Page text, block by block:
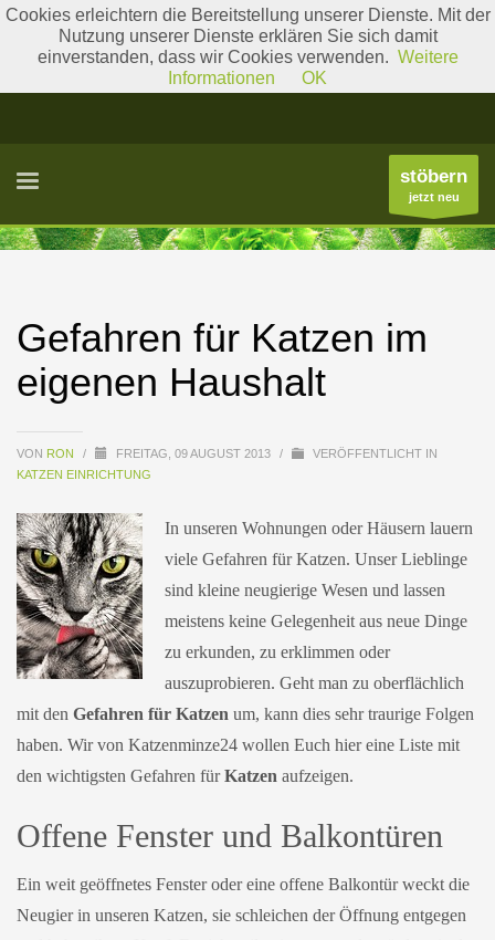
Literatur Gattungslisten
stöbern
jetzt neu
Gefahren für Katzen im
eigenen Haushalt
VON RON / FREITAG, 09 AUGUST 2013 /
VERÖFFENTLICHT IN
KATZEN EINRICHTUNG
In unseren Wohnungen oder Häusern lauern
viele Gefahren für Katzen. Unser Lieblinge
sind kleine neugierige Wesen und lassen
meistens keine Gelegenheit aus neue Dinge
zu erkunden, zu erklimmen oder
auszuprobieren. Geht man zu oberflächlich
mit den Gefahren für Katzen um, kann dies sehr traurige Folgen
haben. Wir von Katzenminze24 wollen Euch hier eine Liste mit
den wichtigsten Gefahren fürKatzen aufzeigen.
Offene Fenster und Balkontüren
Ein weit geöffnetes Fenster oder eine offene Balkontür weckt die
Neugier in unseren Katzen, sie schleichen der Öffnung entgegen
Cookies erleichtern die Bereitstellung unserer Dienste. Mit der
Nutzung unserer Dienste erklären Sie sich damit
einverstanden, dass wir Cookies verwenden. Weitere
Informationen
OK